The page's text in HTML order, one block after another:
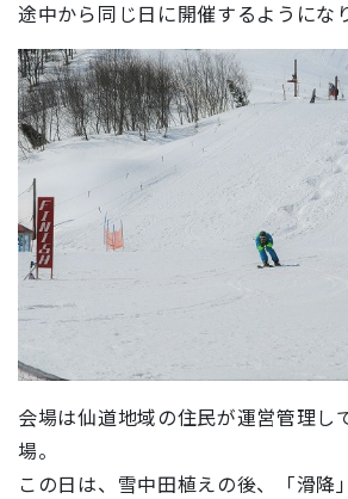
途中から同じ日に開催するようにな
会場は仙道地域の住民が運営管理し
場。
この日は、雪中田植えの後、「滑降